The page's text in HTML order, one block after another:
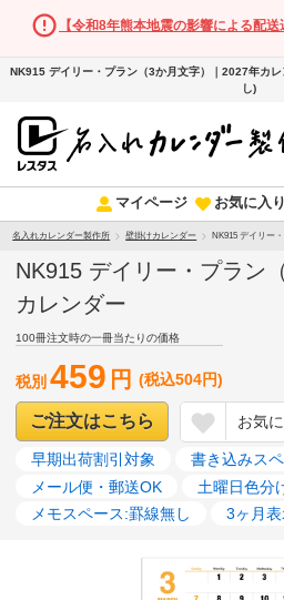
【令和8年熊本地震の影響による配
NK915 デイリー・プラン（3か月文字）｜2027年カ
し)
マイページ お気に入
名入れカレンダー製作所 壁掛けカレンダー NK915 デイリー
NK915 デイリー・プラン
カレンダー
100冊注文時の一冊当たりの価格
税別459 円 (税込504円)
ご注文はこちら お気
早期出荷割引対象
書き込みス
メール便・郵送OK
土曜日色分
メモスペース:罫線無し
3ヶ月